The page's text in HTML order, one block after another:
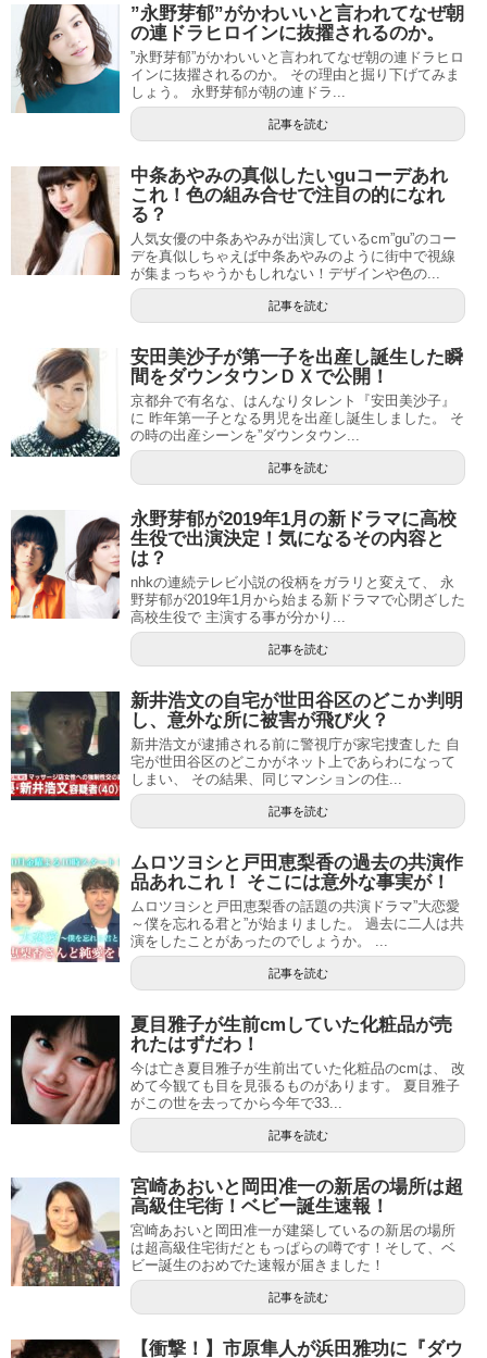
”永野芽郁”がかわいいと言われてなぜ朝
の連ドラヒロインに抜擢されるのか。
”永野芽郁”がかわいいと言われてなぜ朝の連ドラヒロ
インに抜擢されるのか。 その理由と掘り下げてみま
しょう。 永野芽郁が朝の連ドラ...
記事を読む
中条あやみの真似したいguコーデあれ
これ！色の組み合せで注目の的になれ
る？
人気女優の中条あやみが出演しているcm”gu”のコー
デを真似しちゃえば中条あやみのように街中で視線
が集まっちゃうかもしれない！デザインや色の...
記事を読む
安田美沙子が第一子を出産し誕生した瞬
間をダウンタウンＤＸで公開！
京都弁で有名な、はんなりタレント『安田美沙子』
に 昨年第一子となる男児を出産し誕生しました。 そ
の時の出産シーンを”ダウンタウン...
記事を読む
永野芽郁が2019年1月の新ドラマに高校
生役で出演決定！気になるその内容と
は？
nhkの連続テレビ小説の役柄をガラリと変えて、 永
野芽郁が2019年1月から始まる新ドラマで心閉ざした
高校生役で 主演する事が分かり...
記事を読む
新井浩文の自宅が世田谷区のどこか判明
し、意外な所に被害が飛び火？
新井浩文が逮捕される前に警視庁が家宅捜査した 自
宅が世田谷区のどこかがネット上であらわになって
しまい、 その結果、同じマンションの住...
記事を読む
ムロツヨシと戸田恵梨香の過去の共演作
品あれこれ！ そこには意外な事実が！
ムロツヨシと戸田恵梨香の話題の共演ドラマ”大恋愛
～僕を忘れる君と”が始まりました。 過去に二人は共
演をしたことがあったのでしょうか。 ...
記事を読む
夏目雅子が生前cmしていた化粧品が売
れたはずだわ！
今は亡き夏目雅子が生前出ていた化粧品のcmは、 改
めて今観ても目を見張るものがあります。 夏目雅子
がこの世を去ってから今年で33...
記事を読む
宮崎あおいと岡田准一の新居の場所は超
高級住宅街！ベビー誕生速報！
宮崎あおいと岡田准一が建築しているの新居の場所
は超高級住宅街だともっぱらの噂です！そして、ベ
ビー誕生のおめでた速報が届きました！
記事を読む
【衝撃！】市原隼人が浜田雅功に『ダウ